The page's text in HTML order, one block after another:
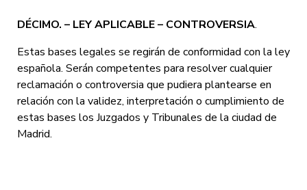
DÉCIMO. – LEY APLICABLE – CONTROVERSIA.
Estas bases legales se regirán de conformidad con la ley
española. Serán competentes para resolver cualquier
reclamación o controversia que pudiera plantearse en
relación con la validez, interpretación o cumplimiento de
estas bases los Juzgados y Tribunales de la ciudad de
Madrid.